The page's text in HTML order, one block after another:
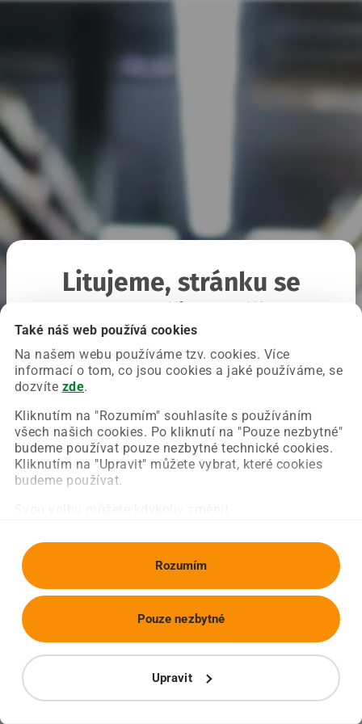
Také náš web používá cookies
Na našem webu používáme tzv. cookies. Více
informací o tom, co jsou cookies a jaké používáme, se
dozvíte zde.
Kliknutím na "Rozumím" souhlasíte s používáním
všech našich cookies. Po kliknutí na "Pouze nezbytné"
budeme používat pouze nezbytné technické cookies.
Kliknutím na "Upravit" můžete vybrat, které cookies
budeme používat.
Rozumím
Upravit
Pouze nezbytné
Litujeme, stránku se
Chyba nastala na naší straně a už ji opravujeme.
Zkuste prosím znovu načíst požadovanou stránku.
Obnovit stránku Úvodní strana